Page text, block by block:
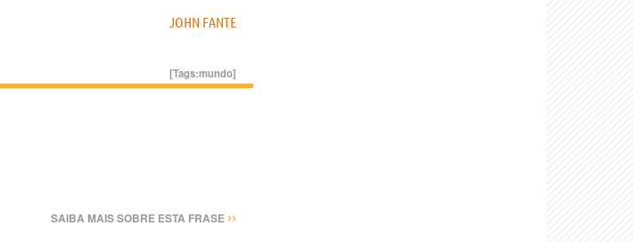
JOHN FANTE
[Tags:mundo]
SAIBA MAIS SOBRE ESTA FRASE ››